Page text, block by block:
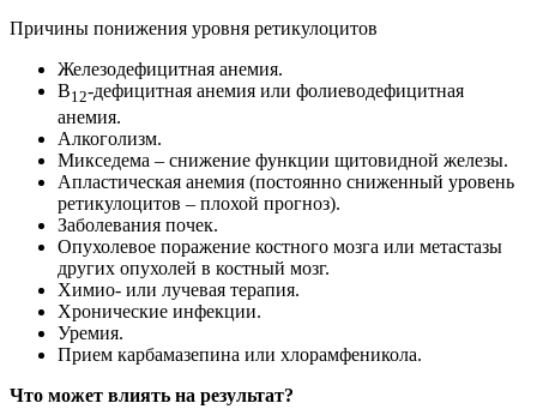
Причины понижения уровня ретикулоцитов
Железодефицитная анемия.
В12-дефицитная анемия или фолиеводефицитная
анемия.
Алкоголизм.
Микседема – снижение функции щитовидной железы.
Апластическая анемия (постоянно сниженный уровень
ретикулоцитов – плохой прогноз).
Заболевания почек.
Опухолевое поражение костного мозга или метастазы
других опухолей в костный мозг.
Химио- или лучевая терапия.
Хронические инфекции.
Уремия.
Прием карбамазепина или хлорамфеникола.
Что может влиять на результат?